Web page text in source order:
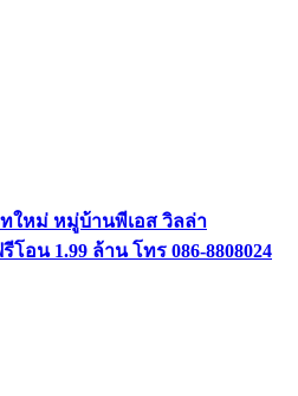
ใหม่ หมู่บ้านพีเอส วิลล่า
อน 1.99 ล้าน โทร 086-8808024